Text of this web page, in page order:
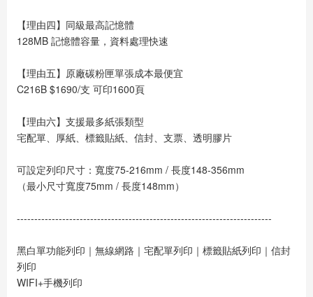
【理由四】同級最高記憶體
128MB 記憶體容量，資料處理快速
【理由五】原廠碳粉匣單張成本最便宜
C216B $1690/支 可印1600頁
【理由六】支援最多紙張類型
宅配單、厚紙、標籤貼紙、信封、支票、透明膠片
可設定列印尺寸：寬度75-216mm / 長度148-356mm
（最小尺寸寬度75mm / 長度148mm）
-------------------------------------------------------------------------
黑白單功能列印｜無線網路｜宅配單列印｜標籤貼紙列印｜信封
列印
WIFI+手機列印